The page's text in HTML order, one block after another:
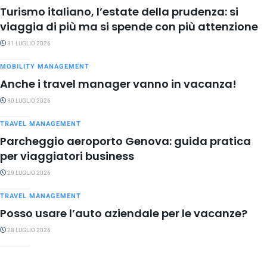
Turismo italiano, l’estate della prudenza: si
viaggia di più ma si spende con più attenzione
31 LUGLIO 2026
MOBILITY MANAGEMENT
Anche i travel manager vanno in vacanza!
30 LUGLIO 2026
TRAVEL MANAGEMENT
Parcheggio aeroporto Genova: guida pratica
per viaggiatori business
29 LUGLIO 2026
TRAVEL MANAGEMENT
Posso usare l’auto aziendale per le vacanze?
28 LUGLIO 2026